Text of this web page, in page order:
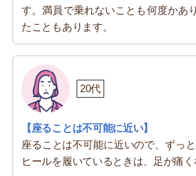
す。満員で乗れないことも何度かあ
たこともあります。
20代
【座ることは不可能に近い】
座ることは不可能に近いので、ずっと
ヒールを履いているときは、足が痛く